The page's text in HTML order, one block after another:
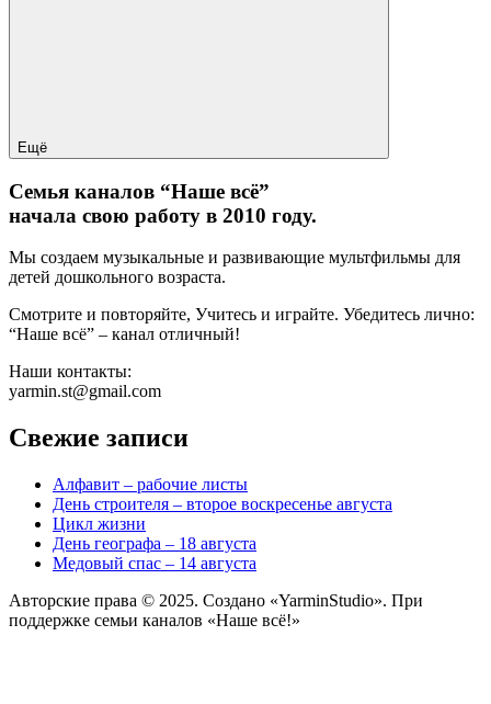
Ещё
Семья каналов “Наше всё”
начала свою работу в 2010 году.
Мы создаем музыкальные и развивающие мультфильмы для
детей дошкольного возраста.
Смотрите и повторяйте, Учитесь и играйте. Убедитесь лично:
“Наше всё” – канал отличный!
Наши контакты:
yarmin.st@gmail.com
Свежие записи
Алфавит – рабочие листы
День строителя – второе воскресенье августа
Цикл жизни
День географа – 18 августа
Медовый спас – 14 августа
Авторские права © 2025. Создано «YarminStudio». При
поддержке семьи каналов «Наше всё!»